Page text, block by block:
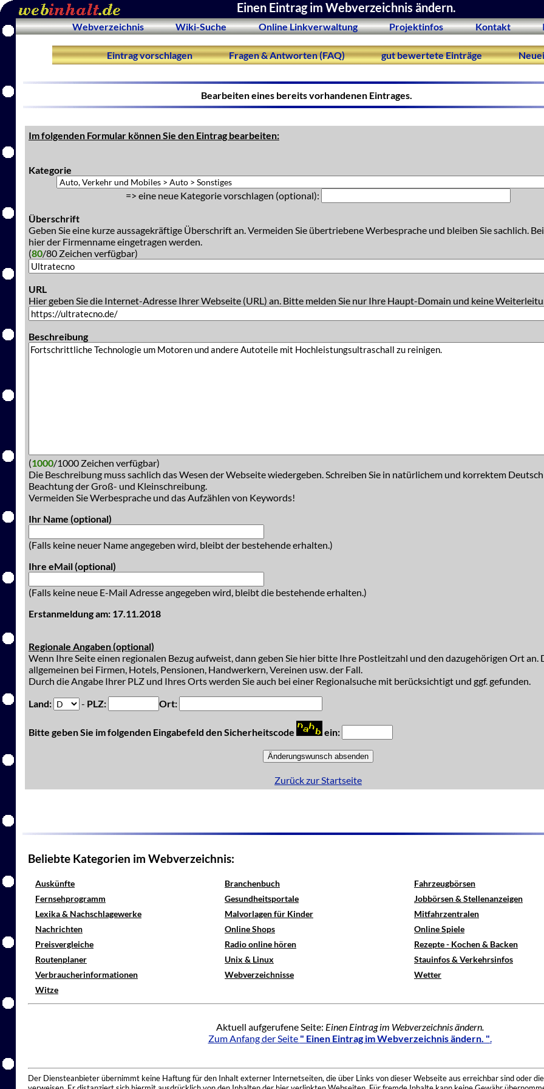
Einen Eintrag im Webverzeichnis ändern.
Webverzeichnis Wiki-Suche Online Linkverwaltung Projektinfos Kontakt
Eintrag vorschlagen Fragen & Antworten (FAQ) gut bewertete Einträge
Bearbeiten eines bereits vorhandenen Eintrages.
Im folgenden Formular können Sie den Eintrag bearbeiten:
Kategorie
=> eine neue Kategorie vorschlagen (optional):
Überschrift
Geben Sie eine kurze aussagekräftige Überschrift an. Vermeiden Sie übertriebene Werbesprache und bleiben Sie sachlich.
hier der Firmenname eingetragen werden.
(80/80 Zeichen verfügbar)
URL
Hier geben Sie die Internet-Adresse Ihrer Webseite (URL) an. Bitte melden Sie nur Ihre Haupt-Domain und keine
Beschreibung
(1000/1000 Zeichen verfügbar)
Die Beschreibung muss sachlich das Wesen der Webseite wiedergeben. Schreiben Sie in natürlichem und korrektem
Beachtung der Groß- und Kleinschreibung.
Vermeiden Sie Werbesprache und das Aufzählen von Keywords!
Ihr Name (optional)
(Falls keine neuer Name angegeben wird, bleibt der bestehende erhalten.)
Ihre eMail (optional)
(Falls keine neue E-Mail Adresse angegeben wird, bleibt die bestehende erhalten.)
Erstanmeldung am: 17.11.2018
Regionale Angaben (optional)
Wenn Ihre Seite einen regionalen Bezug aufweist, dann geben Sie hier bitte Ihre Postleitzahl und den dazugehörigen Ort an.
allgemeinen bei Firmen, Hotels, Pensionen, Handwerkern, Vereinen usw. der Fall.
Durch die Angabe Ihrer PLZ und Ihres Orts werden Sie auch bei einer Regionalsuche mit berücksichtigt und ggf. gefunden.
Land:
- PLZ: Ort:
Bitte geben Sie im folgenden Eingabefeld den Sicherheitscode ein:
Zurück zur Startseite
Beliebte Kategorien im Webverzeichnis:
Auskünfte Branchenbuch
Fahrzeugbörsen
Fernsehprogramm
Gesundheitsportale
Jobbörsen & Stellenanzeigen
Lexika & Nachschlagewerke
Malvorlagen für Kinder
Mitfahrzentralen
Nachrichten
Online Shops
Online Spiele
Preisvergleiche
Radio online hören
Rezepte - Kochen & Backen
Routenplaner
Unix & Linux
Stauinfos & Verkehrsinfos
Verbraucherinformationen
Webverzeichnisse
Wetter
Witze
Aktuell aufgerufene Seite: Einen Eintrag im Webverzeichnis ändern.
Zum Anfang der Seite " Einen Eintrag im Webverzeichnis ändern. ".
Der Diensteanbieter übernimmt keine Haftung für den Inhalt externer Internetseiten, die über Links von dieser Webseite aus erreichbar sind oder